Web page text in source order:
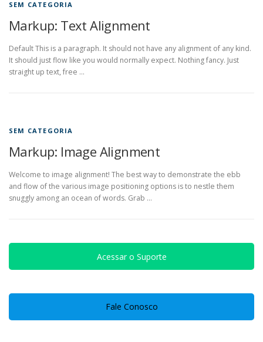
SEM CATEGORIA
Markup: Text Alignment
Default This is a paragraph. It should not have any alignment of any kind.
It should just flow like you would normally expect. Nothing fancy. Just
straight up text, free …
SEM CATEGORIA
Markup: Image Alignment
Welcome to image alignment! The best way to demonstrate the ebb
and flow of the various image positioning options is to nestle them
snuggly among an ocean of words. Grab …
Acessar o Suporte
Fale Conosco